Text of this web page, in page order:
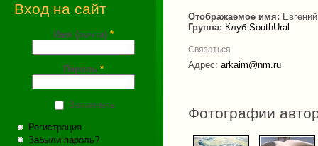
Вход на сайт
Имя (почта) *
Пароль *
Запомнить
Регистрация
Забыли пароль?
Отображаемое имя:
Группа: Клуб SouthUral
Связаться
Адрес: arkaim@nm.ru
Фотографии